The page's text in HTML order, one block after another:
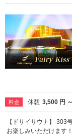
料金 休憩 3,500 円 ～
【ドサイサウナ】 303
お楽しみいただけます